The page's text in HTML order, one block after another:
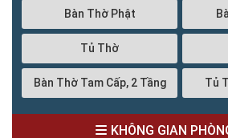
Bàn Thờ Phật
Tủ Thờ
Bàn Thờ Tam Cấp, 2 Tầng Tủ
KHÔNG GIAN